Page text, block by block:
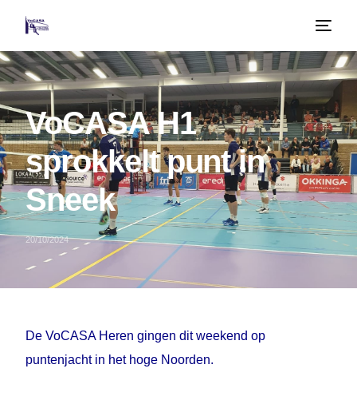
VoCASA H1
sprokkelt punt in
Sneek
20/10/2024
De VoCASA Heren gingen dit weekend op
puntenjacht in het hoge Noorden.